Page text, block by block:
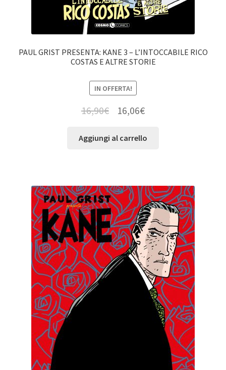
PAUL GRIST PRESENTA: KANE 3 – L’INTOCCABILE RICO
COSTAS E ALTRE STORIE
IN OFFERTA!
16,90€ 16,06€
Aggiungi al carrello